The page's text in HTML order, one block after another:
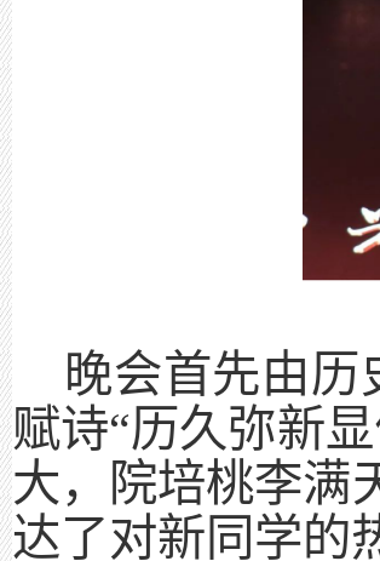
晚会首先由历
赋诗“历久弥新
大，院培桃李满
达了对新同学的